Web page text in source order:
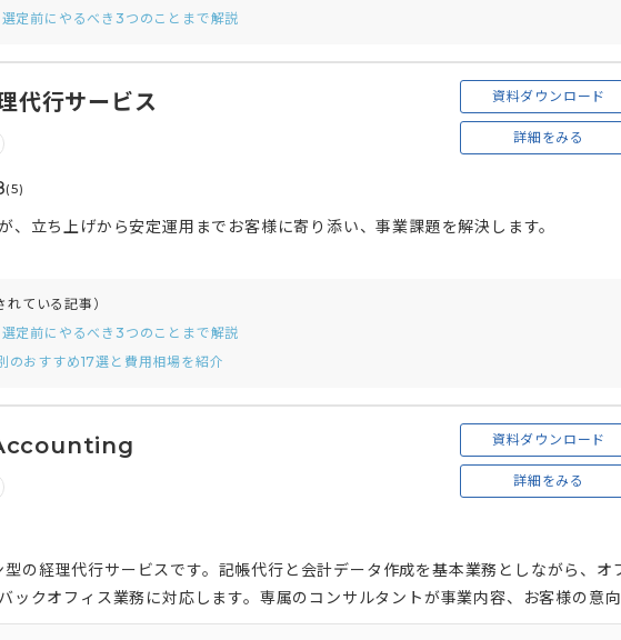
定前にやるべき3つのことまで解説
代行サービス
(5)
資料ダウンロード
詳細をみる
、立ち上げから安定運用までお客様に寄り添い、事業課題を解決します。
ている記事）
定前にやるべき3つのことまで解説
のおすすめ17選と費用相場を紹介
資料ダウンロード
詳細をみる
の経理代行サービスです。記帳代行と会計データ作成を基本業務としながら、オ
ックオフィス業務に対応します。専属のコンサルタントが事業内容、お客様の意向
ンを再構築します。